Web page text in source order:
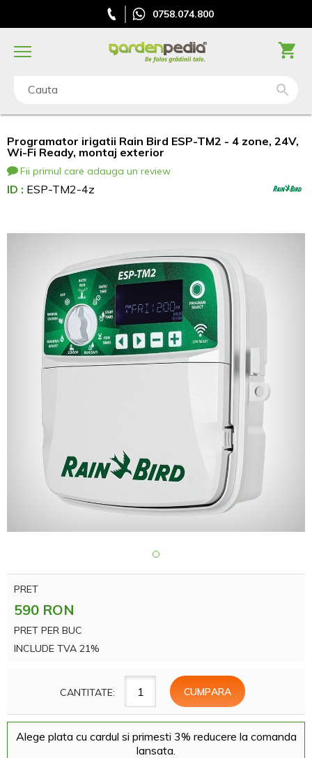
0758.074.800
Cauta
Programator irigatii Rain Bird ESP-TM2 - 4 zone, 24V,
Wi-Fi Ready, montaj exterior
Fii primul care adauga un review
ID : ESP-TM2-4z
PRET
590 RON
PRET PER BUC
INCLUDE TVA 21%
CANTITATE:
Alege plata cu cardul si primesti 3% reducere la comanda
lansata.